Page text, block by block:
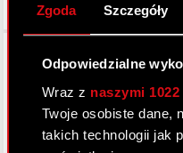
Zgoda Szczegóły
Odpowiedzialne
Wraz z naszymi
Twoje osobiste dane,
takich technologii jak